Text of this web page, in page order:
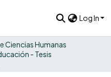
Log In
Ciencias Humanas
- Tesis